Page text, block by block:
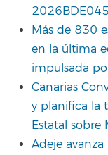
Más de 830
en la última
impulsada
Canarias
y planifica la
Estatal sobre
Adeje